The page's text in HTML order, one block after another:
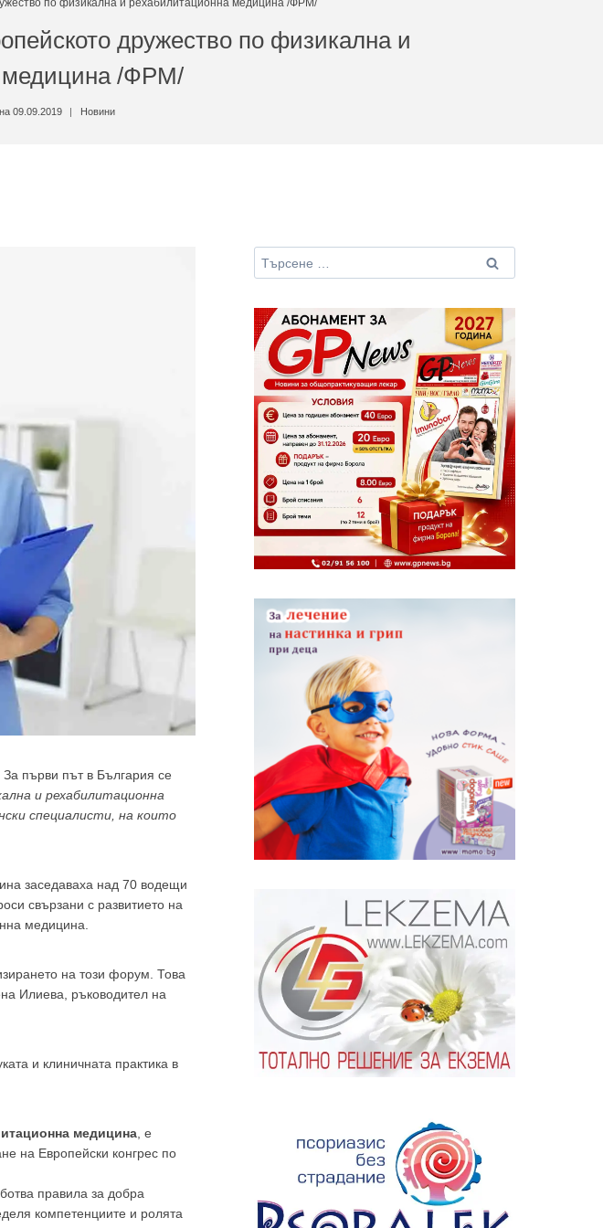
по физикална и рехабилитационна медицина /ФРМ/
дружество по физикална и
медицина /ФРМ/
09.09.2019 Новини
първи път в България се
и рехабилитационна
специалисти, на които
заседаваха над 70 водещи
свързани с развитието на
медицина.
на този форум. Това
Илиева, ръководител на
и клиничната практика в
медицина , е
на Европейски конгрес по
правила за добра
компетенциите и ролята
Търсене
за:
ЛЕКАР
специалист!